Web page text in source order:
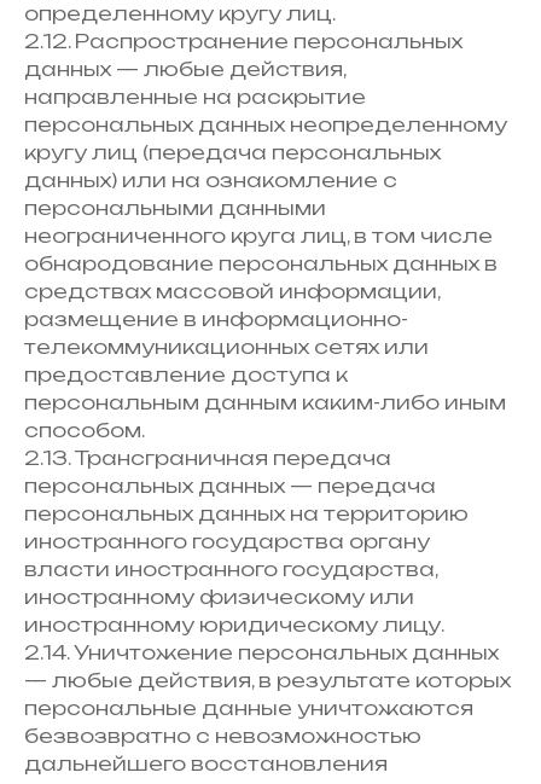
определенному кругу лиц.
2.12. Распространение персональных
данных — любые действия,
направленные на раскрытие
персональных данных неопределенному
кругу лиц (передача персональных
данных) или на ознакомление с
персональными данными
неограниченного круга лиц, в том числе
обнародование персональных данных в
средствах массовой информации,
размещение в информационно-
телекоммуникационных сетях или
предоставление доступа к
персональным данным каким-либо иным
способом.
2.13. Трансграничная передача
персональных данных — передача
персональных данных на территорию
иностранного государства органу
власти иностранного государства,
иностранному физическому или
иностранному юридическому лицу.
2.14. Уничтожение персональных данных
— любые действия, в результате которых
персональные данные уничтожаются
безвозвратно с невозможностью
дальнейшего восстановления